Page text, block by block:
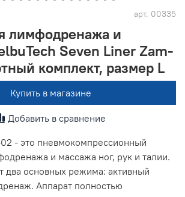
арт. 00335
лимфодренажа и
Seven Liner Zam-
комплект, размер L
Купить в магазине
Добавить в сравнение
- это пневмокомпрессионный
и массажа ног, рук и талии.
два основных режима: активный
Аппарат полностью